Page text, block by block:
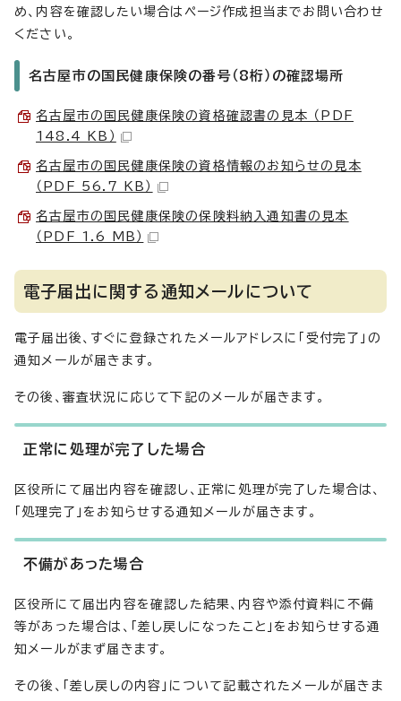
め、内容を確認したい場合はページ作成担当までお問い合わせ
ください。
名古屋市の国民健康保険の番号（8桁）の確認場所
名古屋市の国民健康保険の資格確認書の見本 （PDF
148.4 KB）
名古屋市の国民健康保険の資格情報のお知らせの見本
（PDF 56.7 KB）
名古屋市の国民健康保険の保険料納入通知書の見本
（PDF 1.6 MB）
電子届出に関する通知メールについて
電子届出後、すぐに登録されたメールアドレスに「受付完了」の
通知メールが届きます。
その後、審査状況に応じて下記のメールが届きます。
正常に処理が完了した場合
区役所にて届出内容を確認し、正常に処理が完了した場合は、
「処理完了」をお知らせする通知メールが届きます。
不備があった場合
区役所にて届出内容を確認した結果、内容や添付資料に不備
等があった場合は、「差し戻しになったこと」をお知らせする通
知メールがまず届きます。
その後、「差し戻しの内容」について記載されたメールが届きま